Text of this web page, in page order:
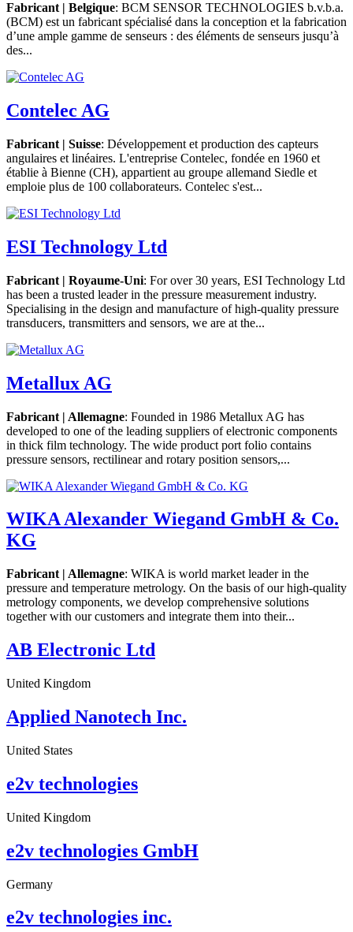
Fabricant | Belgique: BCM SENSOR TECHNOLOGIES b.v.b.a.
(BCM) est un fabricant spécialisé dans la conception et la fabrication
d’une ample gamme de senseurs : des éléments de senseurs jusqu’à
des...
Contelec AG
Fabricant | Suisse: Développement et production des capteurs
angulaires et linéaires. L'entreprise Contelec, fondée en 1960 et
établie à Bienne (CH), appartient au groupe allemand Siedle et
emploie plus de 100 collaborateurs. Contelec s'est...
ESI Technology Ltd
Fabricant | Royaume-Uni: For over 30 years, ESI Technology Ltd
has been a trusted leader in the pressure measurement industry.
Specialising in the design and manufacture of high-quality pressure
transducers, transmitters and sensors, we are at the...
Metallux AG
Fabricant | Allemagne: Founded in 1986 Metallux AG has
developed to one of the leading suppliers of electronic components
in thick film technology. The wide product port folio contains
pressure sensors, rectilinear and rotary position sensors,...
WIKA Alexander Wiegand GmbH & Co.
KG
Fabricant | Allemagne: WIKA is world market leader in the
pressure and temperature metrology. On the basis of our high-quality
metrology components, we develop comprehensive solutions
together with our customers and integrate them into their...
AB Electronic Ltd
United Kingdom
Applied Nanotech Inc.
United States
e2v technologies
United Kingdom
e2v technologies GmbH
Germany
e2v technologies inc.